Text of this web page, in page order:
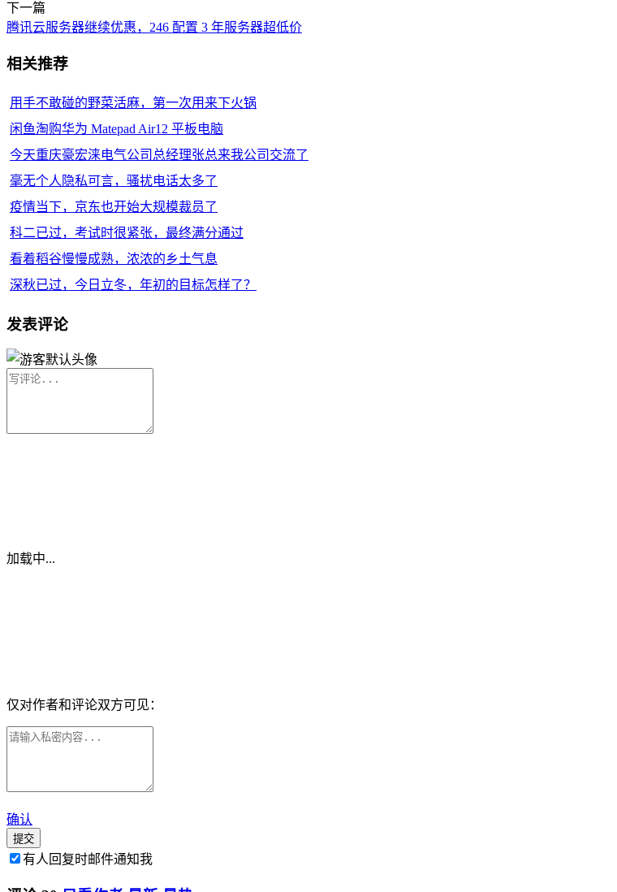
下一篇
腾讯云服务器继续优惠，246 配置 3 年服务器超低价
相关推荐
用手不敢碰的野菜活麻，第一次用来下火锅
闲鱼淘购华为 Matepad Air12 平板电脑
今天重庆豪宏涞电气公司总经理张总来我公司交流了
毫无个人隐私可言，骚扰电话太多了
疫情当下，京东也开始大规模裁员了
科二已过，考试时很紧张，最终满分通过
看着稻谷慢慢成熟，浓浓的乡土气息
深秋已过，今日立冬，年初的目标怎样了？
发表评论
加载中...
仅对作者和评论双方可见：
确认
提交
有人回复时邮件通知我